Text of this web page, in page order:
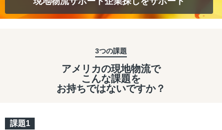
3つの課題
アメリカの現地物流で
こんな課題を
お持ちではないですか？